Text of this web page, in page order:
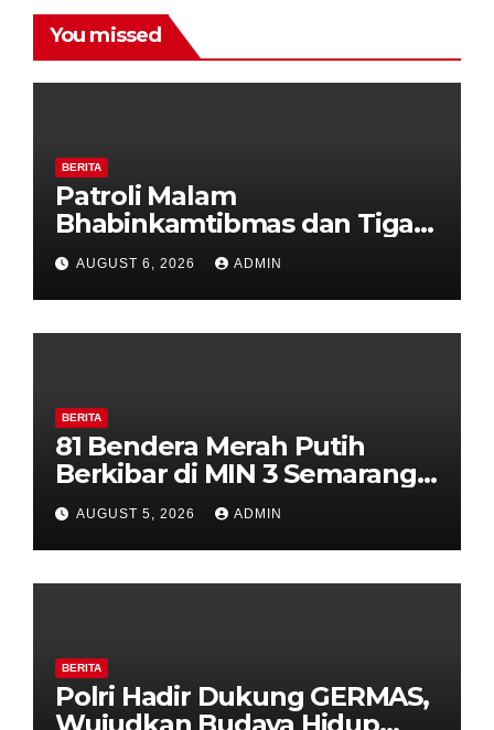
You missed
BERITA
Patroli Malam
Bhabinkamtibmas dan Tiga
Pilar Kelurahan Ungaran
Perkuat Kamtibmas, Warga
Diajak Aktifkan Ronda
AUGUST 6, 2026 ADMIN
BERITA
81 Bendera Merah Putih
Berkibar di MIN 3 Semarang,
Bhabinkamtibmas Desa
Timpik Hadiri Peringatan
HUT ke-81 Kemerdekaan RI
AUGUST 5, 2026 ADMIN
BERITA
Polri Hadir Dukung GERMAS,